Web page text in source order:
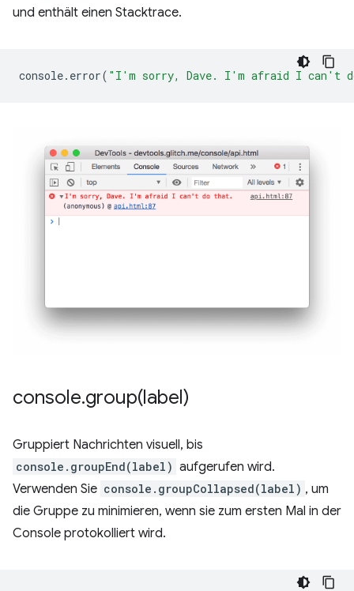
und enthält einen Stacktrace.
console. error( "I'm sorry, Dave. I'm afraid I can't
console.group(label)
Gruppiert Nachrichten visuell, bis
console.groupEnd(label) aufgerufen wird.
Verwenden Sie console.groupCollapsed(label) , um
die Gruppe zu minimieren, wenn sie zum ersten Mal in der
Console protokolliert wird.